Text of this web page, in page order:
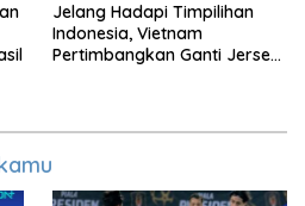
Jelang Hadapi Timpilihan
Indonesia, Vietnam
Pertimbangkan Ganti Jersey